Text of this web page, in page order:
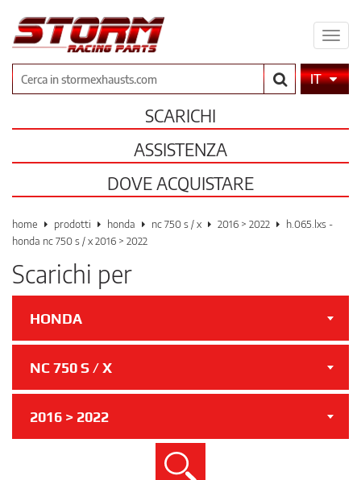
il
CercaIT
SCARICHI
ASSISTENZA
DOVE ACQUISTARE
home prodotti honda nc 750 s / x 2016 > 2022
h.065.lxs -
honda nc 750 s / x 2016 > 2022
Scarichi per
HONDA
NC 750 S / X
2016 > 2022
Cerca